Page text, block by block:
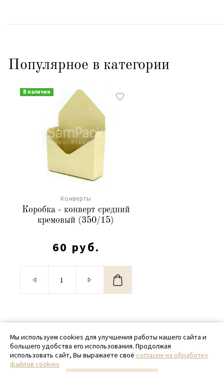
Популярное в категории
В наличии
Конверты
Коробка - конверт средний
кремовый (350/15)
60 руб.
© 2020 - 2026 SamPack
+ 7 (918) 699-97-87
zakaz@sampack.store
Мы используем cookies для улучшения работы нашего сайта и
большего удобства его использования. Продолжая
использовать сайт, Вы выражаете своё согласие на обработку
файлов cookies